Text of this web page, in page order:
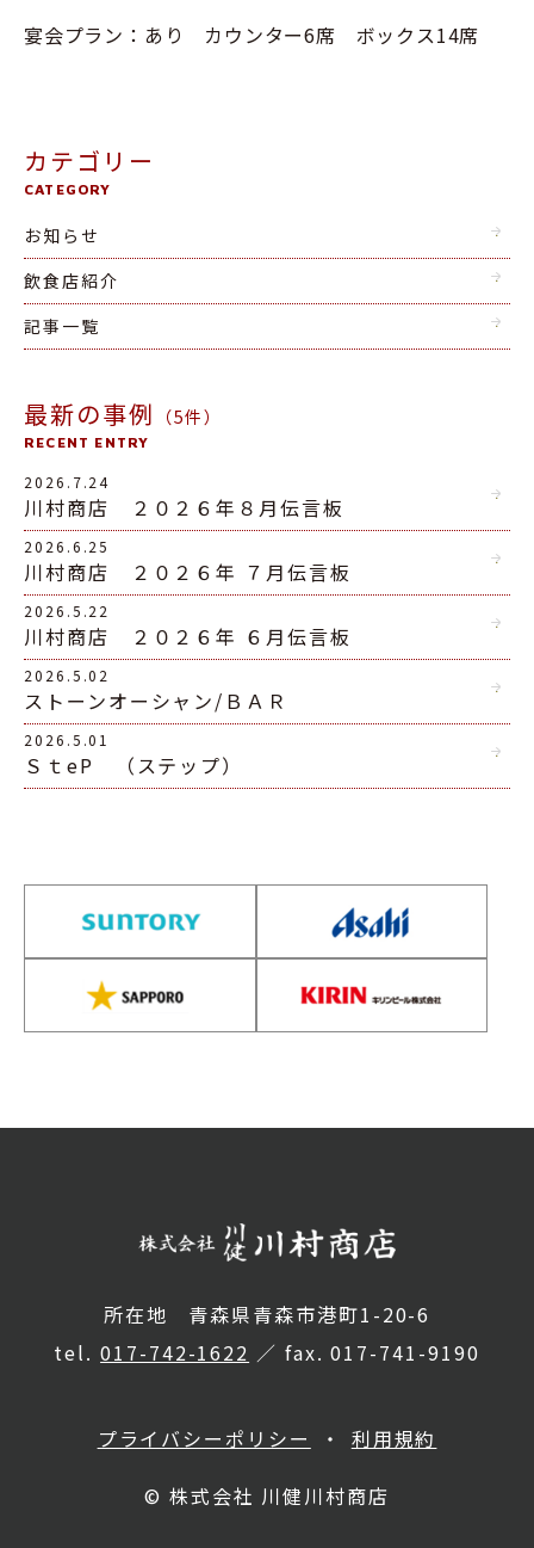
宴会プラン：あり カウンター6席 ボックス14席
カテゴリー
CATEGORY
お知らせ
飲食店紹介
記事一覧
最新の事例 （5件）
RECENT ENTRY
2026.7.24
川村商店 ２０２６年８月伝言板
2026.6.25
川村商店 ２０２６年 ７月伝言板
2026.5.22
川村商店 ２０２６年 ６月伝言板
2026.5.02
ストーンオーシャン/ＢＡＲ
2026.5.01
ＳｔeP （ステップ）
所在地 青森県青森市港町1-20-6
tel.017-742-1622 ／ fax. 017-741-9190
プライバシーポリシー
利用規約
© 株式会社 川健川村商店